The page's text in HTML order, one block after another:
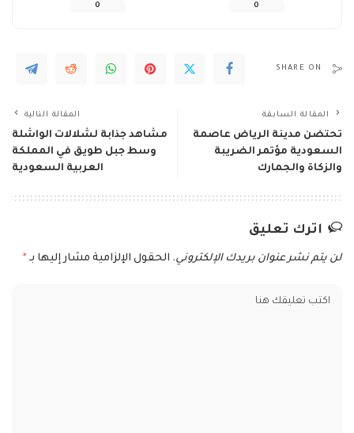
0
0
SHARE ON
المقالة السابقة
تحتضن مدينة الرياض عاصمة
السعودية مؤتمر الضريبة
والزكاة والجمارك
المقالة التالية
مشاهد جذابة لشلالات الواشلة
وسط جبل طويق في المملكة
العربية السعودية
اترك تعليق
لن يتم نشر عنوان بريدك الإلكتروني. الحقول الإلزامية مشار إليها بـ *